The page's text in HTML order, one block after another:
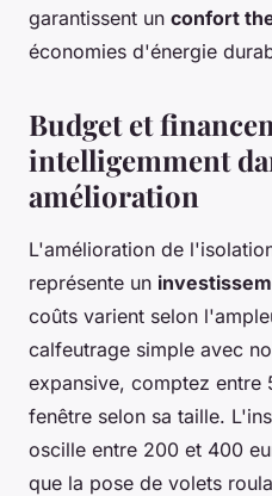
garantissent un confort
économies d'énergie
Budget et
intelligemment
amélioration
L'amélioration de
représente un
coûts varient selon
calfeutrage simple avec
expansive, comptez entre
fenêtre selon sa taille.
oscille entre 200 et 400
que la pose de volets